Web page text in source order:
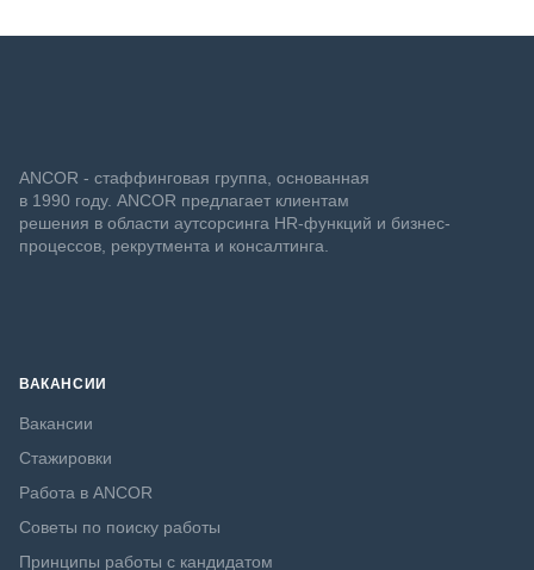
ANCOR - стаффинговая группа, основанная
в 1990 году. ANCOR предлагает клиентам
решения в области аутсорсинга HR-функций и бизнес-
процессов, рекрутмента и консалтинга.
ВАКАНСИИ
Вакансии
Стажировки
Работа в ANCOR
Советы по поиску работы
Принципы работы с кандидатом